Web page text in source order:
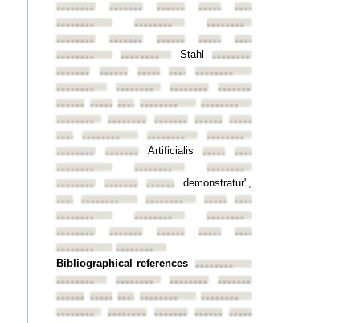
••••••••
•••••••• •••••••• ••••••••••••••••
••••••••
••••••••
••••••••
••••••••
•••••••• •••••••• ••••••••••••••••
••••••••
•••••••• Stahl••••••••
••••••••
••••••••••••••••••••••••••••••••
••••••••
•••••••• ••••••••
••••••••
••••••••••••••••••••••••••••••••
••••••••
••••••••
•••••••• •••••••• ••••••••••••••••
•••••••••••••••• ••••••••
••••••••
••••••••
•••••••• Artificialis••••••••••••••••
••••••••
••••••••
••••••••
••••••••
•••••••• ••••••••demonstratur",
•••••••••••••••• •••••••• ••••••••••••••••
••••••••
••••••••
••••••••
••••••••
•••••••• •••••••• ••••••••••••••••
••••••••
••••••••
Bibliographical references ••••••••
••••••••
•••••••• ••••••••
••••••••
••••••••••••••••••••••••••••••••
••••••••
••••••••
•••••••• •••••••• ••••••••••••••••